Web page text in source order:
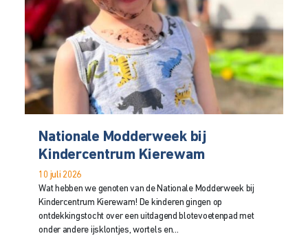
Nationale Modderweek bij
Kindercentrum Kierewam
10 juli 2026
Wat hebben we genoten van de Nationale Modderweek bij
Kindercentrum Kierewam! De kinderen gingen op
ontdekkingstocht over een uitdagend blotevoetenpad met
onder andere ijsklontjes, wortels en...